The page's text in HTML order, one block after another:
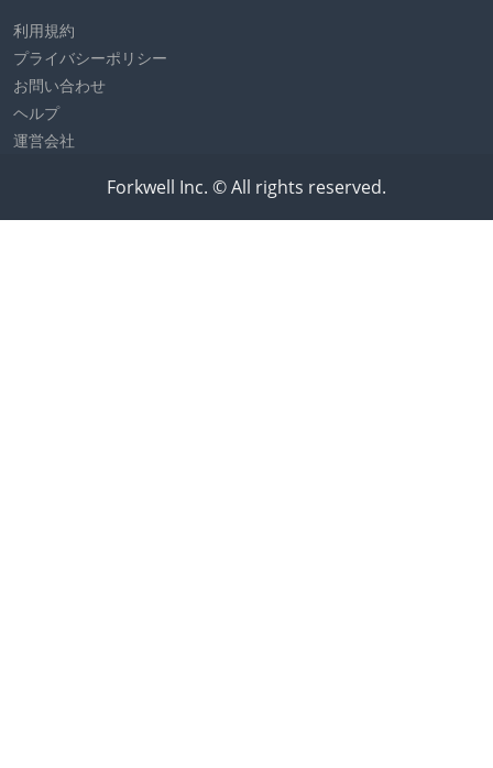
利用規約
プライバシーポリシー
お問い合わせ
ヘルプ
運営会社
Forkwell Inc. © All rights reserved.